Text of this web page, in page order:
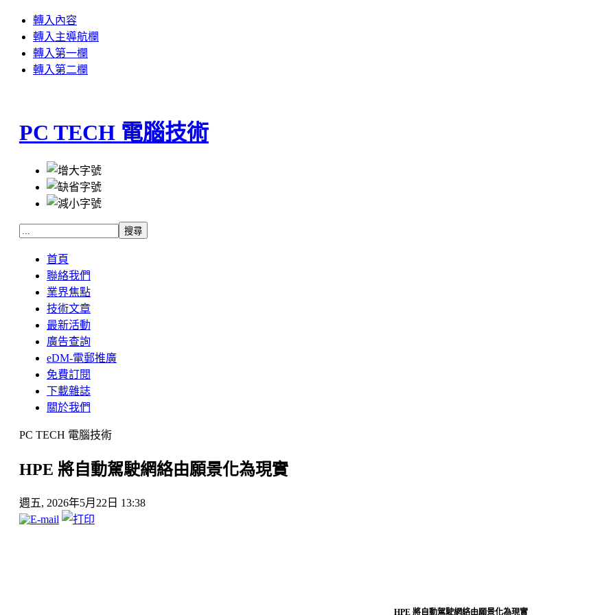
轉入內容
轉入主導航欄
轉入第一欄
轉入第二欄
PC TECH 電腦技術
首頁
聯絡我們
業界焦點
技術文章
最新活動
廣告查詢
eDM-電郵推廣
免費訂閱
下載雜誌
關於我們
PC TECH 電腦技術
HPE 將自動駕駛網絡由願景化為現實
週五, 2026年5月22日 13:38
HPE 將自動駕駛網絡由願景化為現實